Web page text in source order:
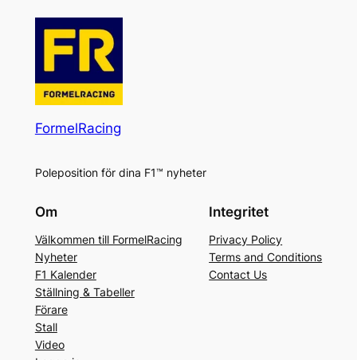
FormelRacing
Poleposition för dina F1™ nyheter
Om
Välkommen till FormelRacing
Nyheter
F1 Kalender
Ställning & Tabeller
Förare
Stall
Video
Integritet
Privacy Policy
Terms and Conditions
Contact Us